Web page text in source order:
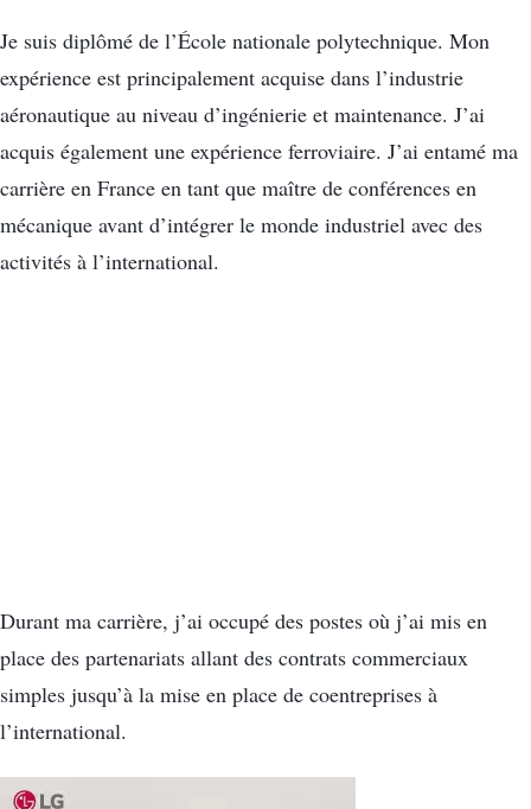
Je suis diplômé de l’École nationale polytechnique. Mon
expérience est principalement acquise dans l’industrie
aéronautique au niveau d’ingénierie et maintenance. J’ai
acquis également une expérience ferroviaire. J’ai entamé ma
carrière en France en tant que maître de conférences en
mécanique avant d’intégrer le monde industriel avec des
activités à l’international.
Durant ma carrière, j’ai occupé des postes où j’ai mis en
place des partenariats allant des contrats commerciaux
simples jusqu’à la mise en place de coentreprises à
l’international.